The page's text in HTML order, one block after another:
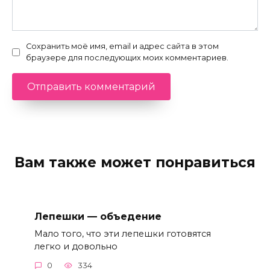
Сохранить моё имя, email и адрес сайта в этом
браузере для последующих моих комментариев.
Вам также может понравиться
Лепешки — объедение
Мало того, что эти лепешки готовятся
легко и довольно
0 334